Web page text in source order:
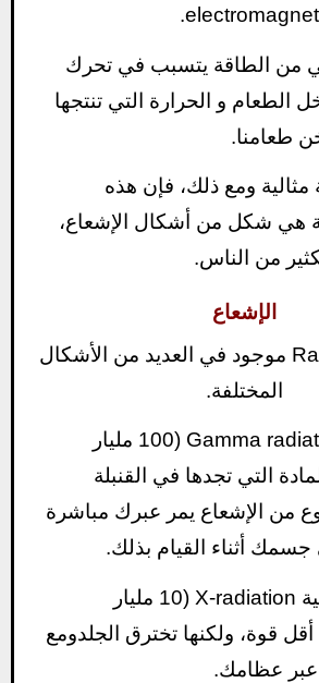
من الطاقة يتسبب في تحرك
الطعام و الحرارة التي تنتجها
طعامنا.
مثالية ومع ذلك، فإن هذه
هي شكل من أشكال الإشعاع،
من الناس.
الإشعاع
الإشعاع Radiation موجود في العديد من الأشكال
المختلفة.
إشعاع جاما Gamma radiation (100 مليار
التي تجدها في القنبلة
من الإشعاع يمر عبرك مباشرة
جسمك أثناء القيام بذلك.
أما الأشعة السينية X-radiation (10 مليار
قوة، ولكنها تخترق الجلدومع
عبر عظامك.